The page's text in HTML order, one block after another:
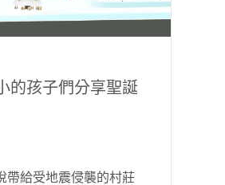
的孩子們分享聖誕
帶給受地震侵襲的村莊